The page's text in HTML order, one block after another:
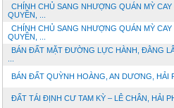
CHÍNH CHỦ SANG NHƯỢNG QUÁN MỲ
QUYỀN, ...
CHÍNH CHỦ SANG NHƯỢNG QUÁN MỲ
QUYỀN, ...
BÁN ĐẤT MẶT ĐƯỜNG LỰC HÀNH, ĐẰNG
BÁN ĐẤT QUỲNH HOÀNG, AN DƯƠNG, HẢI
ĐẤT TÁI ĐỊNH CƯ TAM KỲ – LÊ CHÂN, HẢI